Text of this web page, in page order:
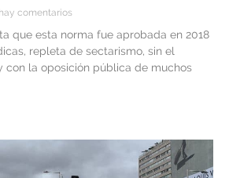
comentarios
que esta norma fue aprobada en 2018
repleta de sectarismo, sin el
con la oposición pública de muchos